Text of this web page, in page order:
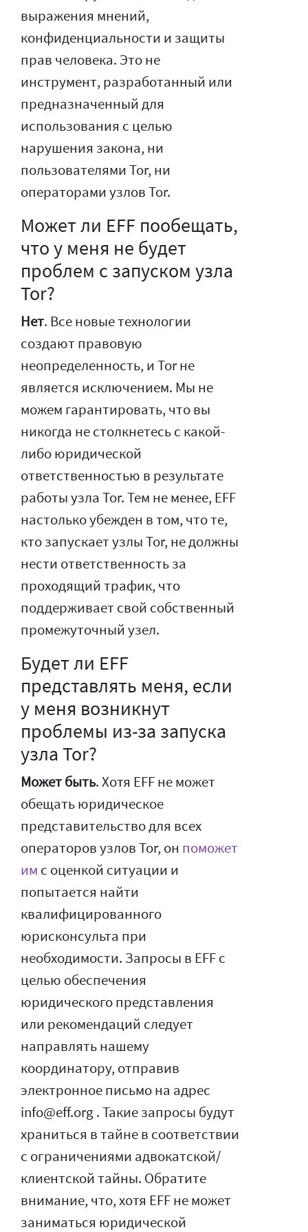
выражения мнений,
конфиденциальности и защиты
прав человека. Это не
инструмент, разработанный или
предназначенный для
использования с целью
нарушения закона, ни
пользователями Tor, ни
операторами узлов Tor.
Может ли EFF пообещать,
что у меня не будет
проблем с запуском узла
Tor?
Нет. Все новые технологии
создают правовую
неопределенность, и Tor не
является исключением. Мы не
можем гарантировать, что вы
никогда не столкнетесь с какой-
либо юридической
ответственностью в результате
работы узла Tor. Тем не менее, EFF
настолько убежден в том, что те,
кто запускает узлы Tor, не должны
нести ответственность за
проходящий трафик, что
поддерживает свой собственный
промежуточный узел.
Будет ли EFF
представлять меня, если
у меня возникнут
проблемы из-за запуска
узла Tor?
Может быть. Хотя EFF не может
обещать юридическое
представительство для всех
операторов узлов Tor, он поможет
им с оценкой ситуации и
попытается найти
квалифицированного
юрисконсульта при
необходимости. Запросы в EFF с
целью обеспечения
юридического представления
или рекомендаций следует
направлять нашему
координатору, отправив
электронное письмо на адрес
info@eff.org . Такие запросы будут
храниться в тайне в соответствии
с ограничениями адвокатской/
клиентской тайны. Обратите
внимание, что, хотя EFF не может
заниматься юридической